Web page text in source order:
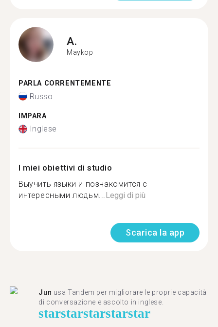
A.
Maykop
PARLA CORRENTEMENTE
Russo
IMPARA
Inglese
I miei obiettivi di studio
Выучить языки и познакомится с
интересными людьм...Leggi di più
Scarica la app
Jun usa Tandem per migliorare le proprie capacità
di conversazione e ascolto in inglese.
starstarstarstarstar